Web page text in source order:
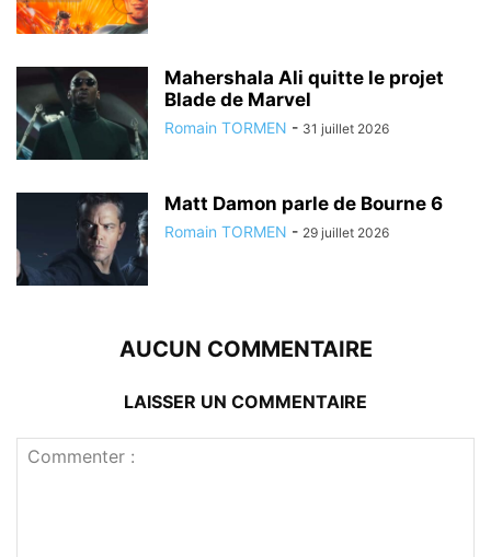
Mahershala Ali quitte le projet
Blade de Marvel
Romain TORMEN - 31 juillet 2026
Matt Damon parle de Bourne 6
Romain TORMEN - 29 juillet 2026
AUCUN COMMENTAIRE
LAISSER UN COMMENTAIRE